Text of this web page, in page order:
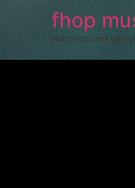
fhop
Instruindo uma